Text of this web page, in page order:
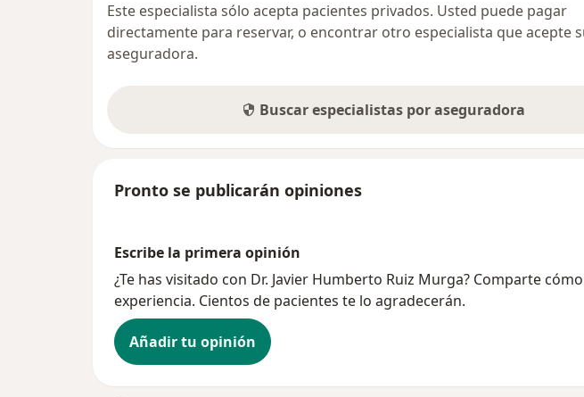
Este especialista sólo acepta pacientes privados. Usted puede pagar
directamente para reservar, o encontrar otro especialista que acepte
aseguradora.
Buscar especialistas por aseguradora
Pronto se publicarán opiniones
Escribe la primera opinión
¿Te has visitado con Dr. Javier Humberto Ruiz Murga? Comparte
experiencia. Cientos de pacientes te lo agradecerán.
Añadir tu opinión